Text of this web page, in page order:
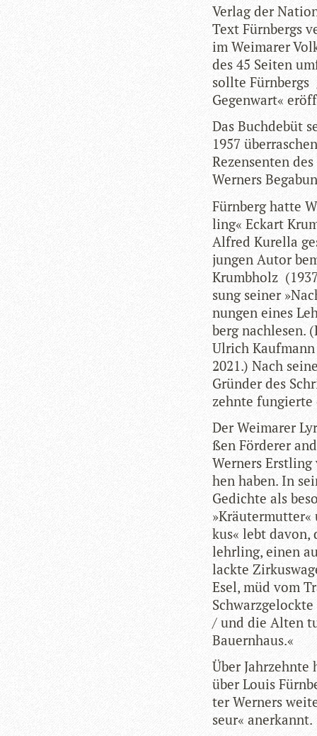
Ver­lag der
Text Fürn­bergs
im Wei­ma­rer
des 45 Sei­ten
sollte Fürn­bergs
Gegen­wart«
Das Buch­de­büt
1957
Rezen­sen­ten
Wer­ners
Fürn­berg hatte
ling« Eck­art
Alfred Kurella
jun­gen Autor
Krumbholz
sung sei­ner
nun­gen eines
berg nach­le­sen.
Ulrich
2021.) Nach
Grün­der des
zehnte fun­gierte
Der Wei­ma­rer
ßen För­de­rer
Wer­ners
hen haben. In
Gedichte als
kus« lebt davon,
lehr­ling, einen
lackte
Esel, müd vom
/ und die Alten
Bauernhaus.«
Über Jahr­zehnte
über Louis
ter Wer­ners
seur« anerkannt.